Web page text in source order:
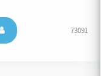
73091